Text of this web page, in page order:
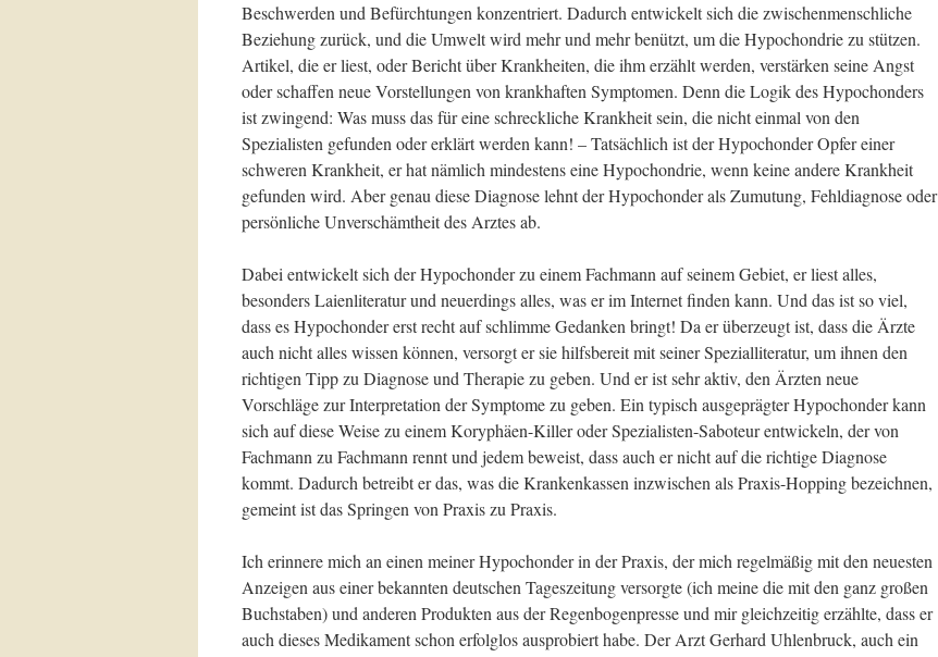
Beschwerden und Befürchtungen konzentriert. Dadurch entwickelt sich die zwischenmenschliche
Beziehung zurück, und die Umwelt wird mehr und mehr benützt, um die Hypochondrie zu stützen.
Artikel, die er liest, oder Bericht über Krankheiten, die ihm erzählt werden, verstärken seine Angst
oder schaffen neue Vorstellungen von krankhaften Symptomen. Denn die Logik des Hypochonders
ist zwingend: Was muss das für eine schreckliche Krankheit sein, die nicht einmal von den
Spezialisten gefunden oder erklärt werden kann! – Tatsächlich ist der Hypochonder Opfer einer
schweren Krankheit, er hat nämlich mindestens eine Hypochondrie, wenn keine andere Krankheit
gefunden wird. Aber genau diese Diagnose lehnt der Hypochonder als Zumutung, Fehldiagnose oder
persönliche Unverschämtheit des Arztes ab.
Dabei entwickelt sich der Hypochonder zu einem Fachmann auf seinem Gebiet, er liest alles,
besonders Laienliteratur und neuerdings alles, was er im Internet finden kann. Und das ist so viel,
dass es Hypochonder erst recht auf schlimme Gedanken bringt! Da er überzeugt ist, dass die Ärzte
auch nicht alles wissen können, versorgt er sie hilfsbereit mit seiner Spezialliteratur, um ihnen den
richtigen Tipp zu Diagnose und Therapie zu geben. Und er ist sehr aktiv, den Ärzten neue
Vorschläge zur Interpretation der Symptome zu geben. Ein typisch ausgeprägter Hypochonder kann
sich auf diese Weise zu einem Koryphäen-Killer oder Spezialisten-Saboteur entwickeln, der von
Fachmann zu Fachmann rennt und jedem beweist, dass auch er nicht auf die richtige Diagnose
kommt. Dadurch betreibt er das, was die Krankenkassen inzwischen als Praxis-Hopping bezeichnen,
gemeint ist das Springen von Praxis zu Praxis.
Ich erinnere mich an einen meiner Hypochonder in der Praxis, der mich regelmäßig mit den neuesten
Anzeigen aus einer bekannten deutschen Tageszeitung versorgte (ich meine die mit den ganz großen
Buchstaben) und anderen Produkten aus der Regenbogenpresse und mir gleichzeitig erzählte, dass er
auch dieses Medikament schon erfolglos ausprobiert habe. Der Arzt Gerhard Uhlenbruck, auch ein